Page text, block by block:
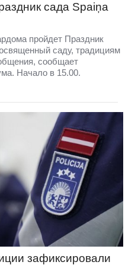
сада Spaiņa
пройдет Праздник
саду, традициям
сообщает
Начало в 15.00.
зафиксировали